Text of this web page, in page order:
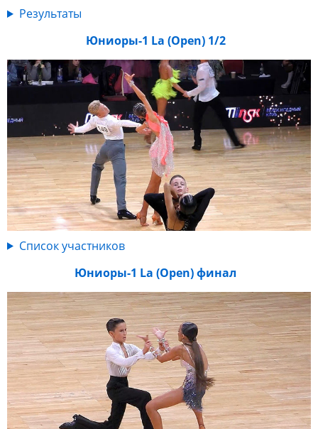
Результаты
Юниоры-1 La (Open) 1/2
Список участников
Юниоры-1 La (Open) финал